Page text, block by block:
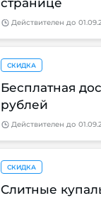
странице
Действителен до
СКИДКА
Бесплатная
рублей
Действителен до
СКИДКА
Слитные